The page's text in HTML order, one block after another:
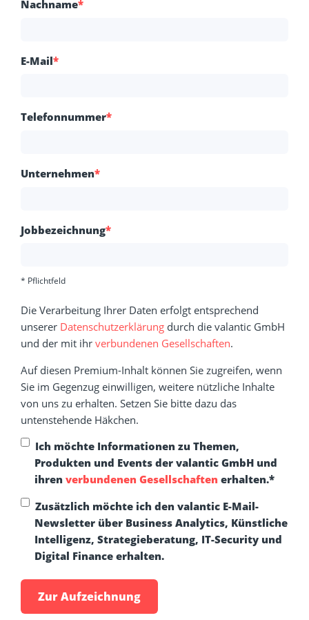
Nachname*
E-Mail*
Telefonnummer*
Unternehmen*
Jobbezeichnung*
* Pflichtfeld
Die Verarbeitung Ihrer Daten erfolgt entsprechend
unserer Datenschutzerklärung durch die valantic GmbH
und der mit ihr verbundenen Gesellschaften.
Auf diesen Premium-Inhalt können Sie zugreifen, wenn
Sie im Gegenzug einwilligen, weitere nützliche Inhalte
von uns zu erhalten. Setzen Sie bitte dazu das
untenstehende Häkchen.
Ich möchte Informationen zu Themen,
Produkten und Events der valantic GmbH und
ihren verbundenen Gesellschaften erhalten.*
Zusätzlich möchte ich den valantic E-Mail-
Newsletter über Business Analytics, Künstliche
Intelligenz, Strategieberatung, IT-Security und
Digital Finance erhalten.